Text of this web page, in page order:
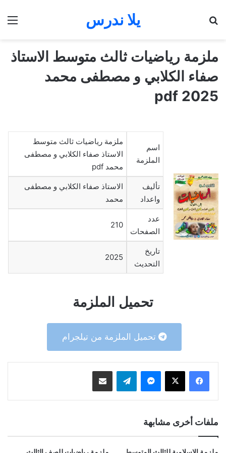
يلا ندرس
ملزمة رياضيات ثالث متوسط الاستاذ
صفاء الكلابي و مصطفى محمد
2025 pdf
اسم
الملزمة
ملزمة رياضيات ثالث متوسط
الاستاذ صفاء الكلابي و مصطفى
محمد pdf
تأليف
واعداد
الاستاذ صفاء الكلابي و مصطفى
محمد
عدد
الصفحات
210
تاريخ
التحديث
2025
تحميل الملزمة
تحميل الملزمة من تيلجرام
ماسنجر تيلقرام مشاركة عبر البريد
ملفات أخرى مشابهة